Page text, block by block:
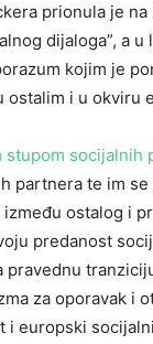
prionula je
dijaloga”, a
kojim je
ostalim i u okviru
stupom socijalnih
partnera te im
ostalog i
predanost
pravednu
za oporavak i
i europski